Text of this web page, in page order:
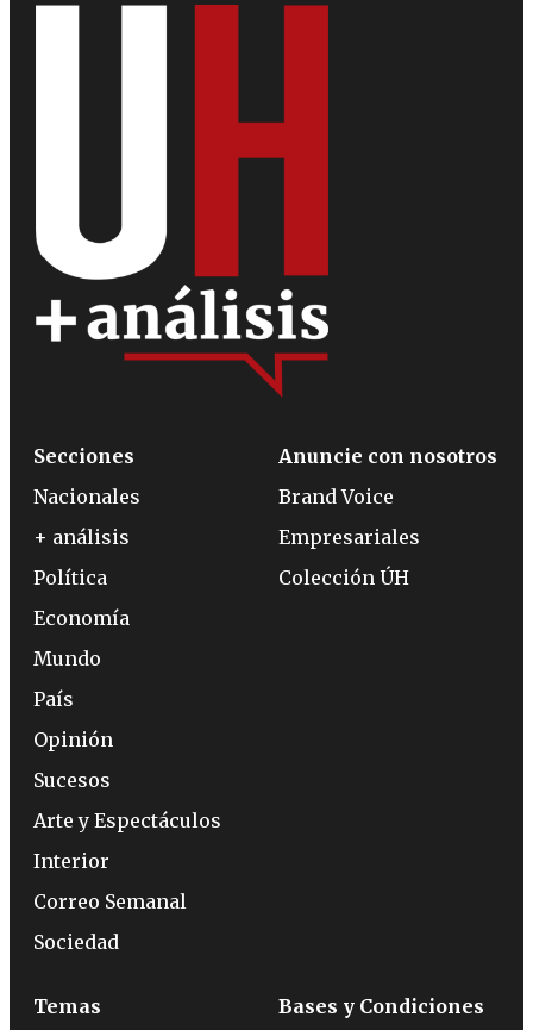
Secciones
Nacionales
+ análisis
Política
Economía
Mundo
País
Opinión
Sucesos
Arte y Espectáculos
Interior
Correo Semanal
Sociedad
Anuncie con nosotros
Brand Voice
Empresariales
Colección ÚH
Temas Bases y Condiciones